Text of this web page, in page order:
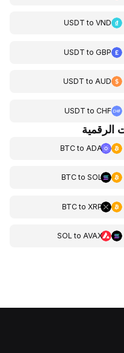
USDT toVND
USDT toGBP
USDT toAUD
USDT toCHF
الرقمية
BTCtoADA
BTCtoSOL
BTCtoXRP
SOL toAVAX